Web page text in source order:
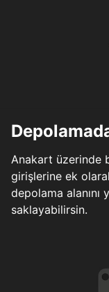
Anakart üzerinde
girişlerine ek
depolama
saklayabilirsin.